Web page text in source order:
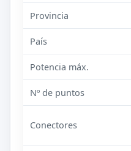
Provincia
País
Potencia máx.
Nº de puntos
Conectores